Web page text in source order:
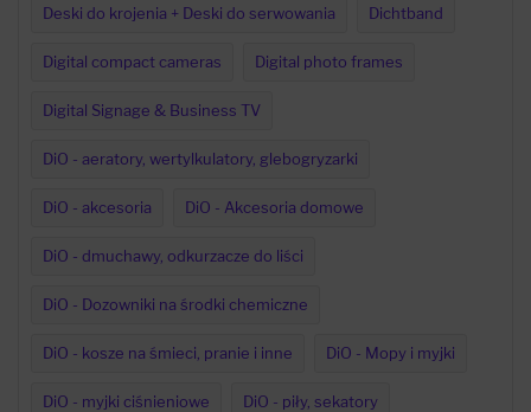
Deski do krojenia + Deski do serwowania Dichtband
Digital compact cameras Digital photo frames
Digital Signage & Business TV
DiO - aeratory, wertylkulatory, glebogryzarki
DiO - akcesoria DiO - Akcesoria domowe
DiO - dmuchawy, odkurzacze do liści
DiO - Dozowniki na środki chemiczne
DiO - kosze na śmieci, pranie i inne DiO - Mopy i myjki
DiO - myjki ciśnieniowe DiO - piły, sekatory